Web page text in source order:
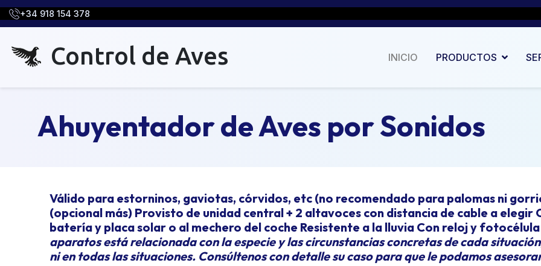
+34 918 154 378
Control de Aves INICIO PRODUCTOS
Ahuyentador de Aves por Sonidos
Válido para estorninos, gaviotas, córvidos, etc (no recomendado para palomas ni
(opcional más) Provisto de unidad central + 2 altavoces con distancia de cable a elegir
batería y placa solar o al mechero del coche Resistente a la lluvia Con reloj y
aparatos está relacionada con la especie y las circunstancias concretas de cada
ni en todas las situaciones. Consúltenos con detalle su caso para que le podamos